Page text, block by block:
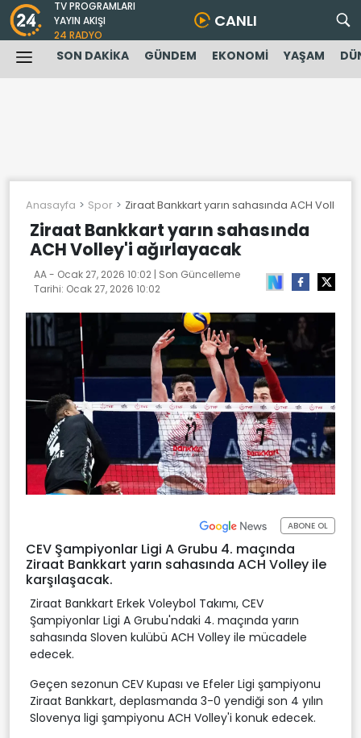
TV PROGRAMLARI
YAYIN AKIŞI
24 RADYO
CANLI
SON DAKİKA GÜNDEM EKONOMİ YAŞAM
Anasayfa Spor Ziraat Bankkart yarın sahasında ACH Volley'i
Ziraat Bankkart yarın sahasında
ACH Volley'i ağırlayacak
AA - Ocak 27, 2026 10:02 | Son Güncelleme
Tarihi: Ocak 27, 2026 10:02
ABONE OL
CEV Şampiyonlar Ligi A Grubu 4. maçında
Ziraat Bankkart yarın sahasında ACH Volley ile
karşılaşacak.
Ziraat Bankkart Erkek Voleybol Takımı, CEV
Şampiyonlar Ligi A Grubu'ndaki 4. maçında yarın
sahasında Sloven kulübü ACH Volley ile mücadele
edecek.
Geçen sezonun CEV Kupası ve Efeler Ligi şampiyonu
Ziraat Bankkart, deplasmanda 3-0 yendiği son 4 yılın
Slovenya ligi şampiyonu ACH Volley'i konuk edecek.